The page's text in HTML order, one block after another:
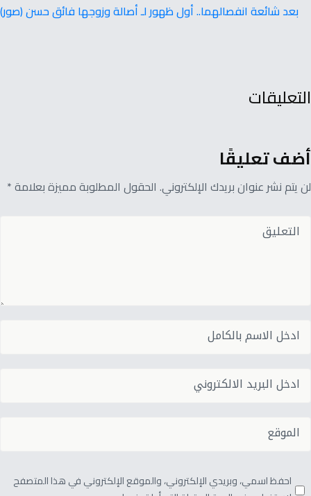
بعد شائعة انفصالهما.. أول ظهور لـ أصالة وزوجها فائق حسن (صور)
التعليقات
أضف تعليقًا
لن يتم نشر عنوان بريدك الإلكتروني. الحقول المطلوبة مميزة بعلامة *
احفظ اسمي، وبريدي الإلكتروني، والموقع الإلكتروني في هذا المتصفح